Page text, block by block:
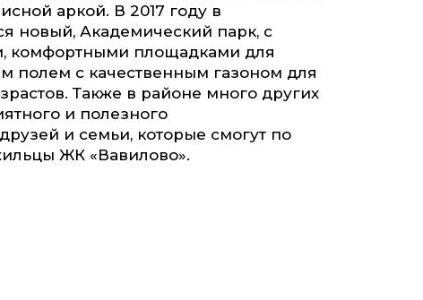
аркой. В 2017 году в
новый, Академический парк, с
комфортными площадками для
полем с качественным газоном для
Также в районе много других
и полезного
и семьи, которые смогут по
ЖК «Вавилово».